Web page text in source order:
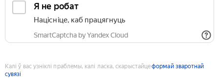
Я не робат
Націсніце, каб працягнуць
SmartCaptcha by Yandex Cloud
Калі ў вас узніклі праблемы, калі ласка, скарыстайцеформай зваротнай
сувязі